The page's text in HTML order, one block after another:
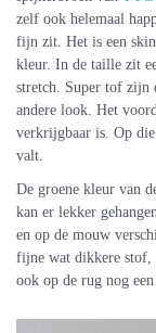
zelf ook helemaal
fijn zit. Het is een
kleur. In de taille zit
stretch. Super tof zijn
andere look. Het
verkrijgbaar is. Op
valt.
De groene kleur van
kan er lekker
en op de mouw
fijne wat dikkere stof,
ook op de rug nog